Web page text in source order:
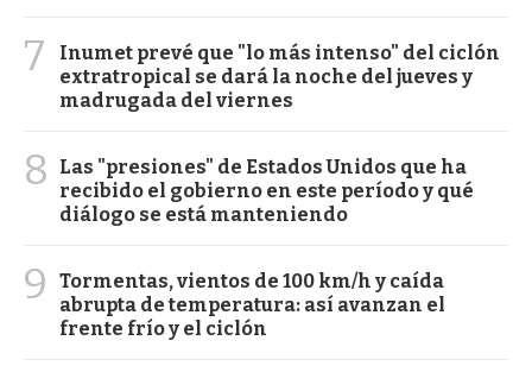
7
Inumet prevé que "lo más intenso" del ciclón
extratropical se dará la noche del jueves y
madrugada del viernes
8
Las "presiones" de Estados Unidos que ha
recibido el gobierno en este período y qué
diálogo se está manteniendo
9
Tormentas, vientos de 100 km/h y caída
abrupta de temperatura: así avanzan el
frente frío y el ciclón